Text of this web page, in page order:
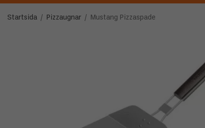
Startsida / Pizzaugnar / Mustang Pizzaspade